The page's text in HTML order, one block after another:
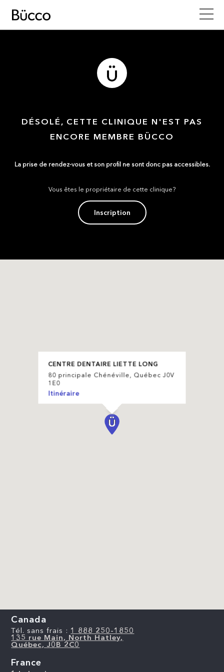
DÉSOLÉ, CETTE CLINIQUE N'EST PAS
ENCORE MEMBRE BÜCCO
La prise de rendez-vous et son profil ne sont donc pas accessibles.
Vous êtes le propriétaire de cette clinique?
Inscription
CENTRE DENTAIRE LIETTE LONG
80 principale Chénéville, Québec J0V
1E0
Itinéraire
Canada
Tél. sans frais : 1 888 250-1850
135 rue Main, North Hatley,
Québec, J0B 2C0
France